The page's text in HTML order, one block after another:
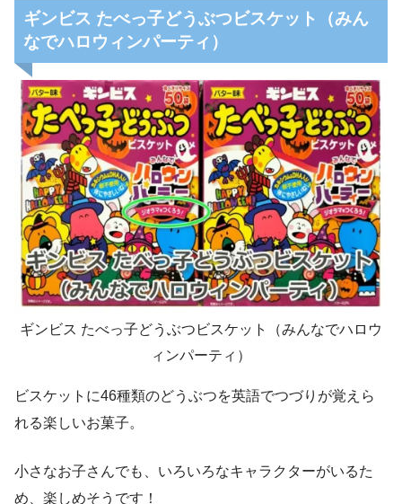
ギンビス たべっ子どうぶつビスケット（みん
なでハロウィンパーティ）
ギンビス たべっ子どうぶつビスケット（みんなでハロウ
ィンパーティ）
ビスケットに46種類のどうぶつを英語でつづりが覚えら
れる楽しいお菓子。
小さなお子さんでも、いろいろなキャラクターがいるた
め、楽しめそうです！